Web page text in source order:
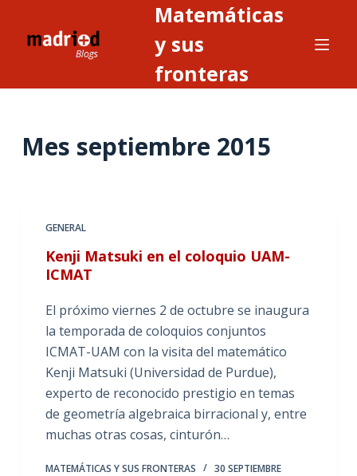
Matemáticas
y sus
fronteras
Mes septiembre 2015
GENERAL
Kenji Matsuki en el coloquio UAM-
ICMAT
El próximo viernes 2 de octubre se inaugura
la temporada de coloquios conjuntos
ICMAT-UAM con la visita del matemático
Kenji Matsuki (Universidad de Purdue),
experto de reconocido prestigio en temas
de geometría algebraica birracional y, entre
muchas otras cosas, cinturón…
MATEMÁTICAS Y SUS FRONTERAS
30 SEPTIEMBRE